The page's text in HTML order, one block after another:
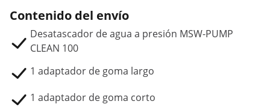
Contenido del envío
Desatascador de agua a presión MSW-PUMP
CLEAN 100
1 adaptador de goma largo
1 adaptador de goma corto